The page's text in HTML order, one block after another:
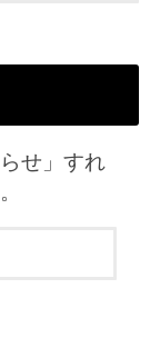
せ」すれ